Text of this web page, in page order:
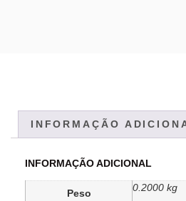
INFORMAÇÃO
INFORMAÇÃO ADICIONAL
Peso
0.2000 kg